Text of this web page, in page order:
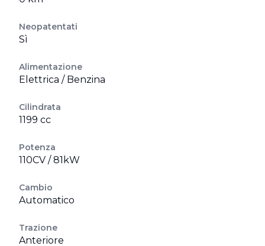
Neopatentati
Sì
Alimentazione
Elettrica / Benzina
Cilindrata
1199 cc
Potenza
110CV / 81kW
Cambio
Automatico
Trazione
Anteriore